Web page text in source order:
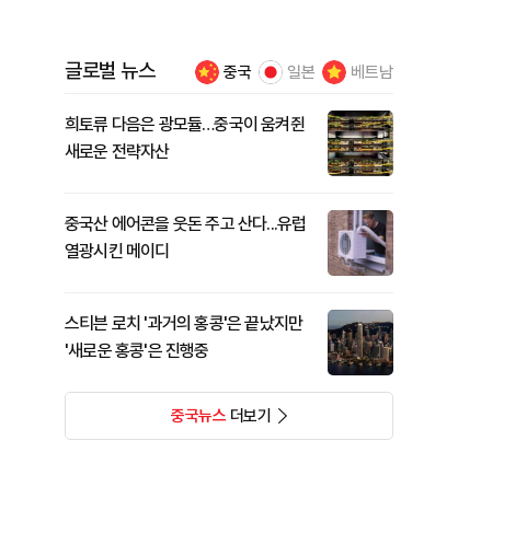
글로벌 뉴스 중국 일본 베트남
희토류 다음은 광모듈…중국이 움켜쥔
새로운 전략자산
중국산 에어콘을 웃돈 주고 산다...유럽
열광시킨 메이디
스티븐 로치 '과거의 홍콩'은 끝났지만
'새로운 홍콩'은 진행중
중국뉴스더보기